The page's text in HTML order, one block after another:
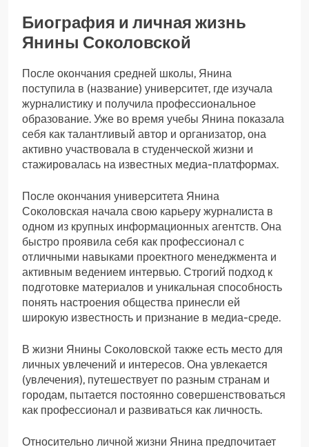
Биография и личная жизнь
Янины Соколовской
После окончания средней школы, Янина
поступила в (название) университет, где изучала
журналистику и получила профессиональное
образование. Уже во время учебы Янина показала
себя как талантливый автор и организатор, она
активно участвовала в студенческой жизни и
стажировалась на известных медиа-платформах.
После окончания университета Янина
Соколовская начала свою карьеру журналиста в
одном из крупных информационных агентств. Она
быстро проявила себя как профессионал с
отличными навыками проектного менеджмента и
активным ведением интервью. Строгий подход к
подготовке материалов и уникальная способность
понять настроения общества принесли ей
широкую известность и признание в медиа-среде.
В жизни Янины Соколовской также есть место для
личных увлечений и интересов. Она увлекается
(увлечения), путешествует по разным странам и
городам, пытается постоянно совершенствоваться
как профессионал и развиваться как личность.
Относительно личной жизни Янина предпочитает